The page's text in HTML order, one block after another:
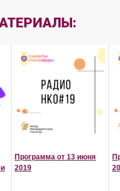
Программа от 13 июня
2019